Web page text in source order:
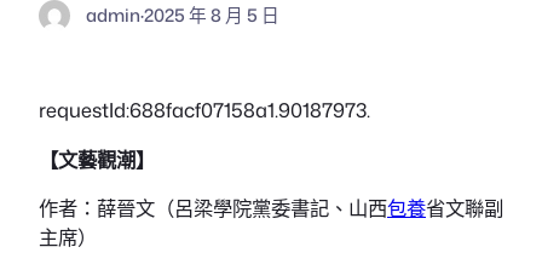
admin·2025 年 8 月 5 日
requestId:688facf07158a1.90187973.
【文藝觀潮】
作者：薛晉文（呂梁學院黨委書記、山西包養省文聯副
主席）